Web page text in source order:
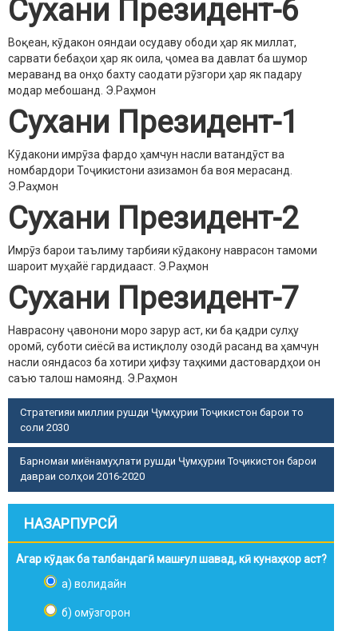
Сухани Президент-6
Воқеан, кӯдакон ояндаи осудаву ободи ҳар як миллат,
сарвати бебаҳои ҳар як оила, ҷомеа ва давлат ба шумор
мераванд ва онҳо бахту саодати рӯзгори ҳар як падару
модар мебошанд. Э.Раҳмон
Сухани Президент-1
Кӯдакони имрӯза фардо ҳамчун насли ватандӯст ва
номбардори Тоҷикистони азизамон ба воя мерасанд.
Э.Раҳмон
Сухани Президент-2
Имрӯз барои таълиму тарбияи кӯдакону наврасон тамоми
шароит муҳайё гардидааст. Э.Раҳмон
Сухани Президент-7
Наврасону ҷавонони моро зарур аст, ки ба қадри сулҳу
оромӣ, суботи сиёсӣ ва истиқлолу озодӣ расанд ва ҳамчун
насли ояндасоз ба хотири ҳифзу таҳкими дастовардҳои он
саъю талош намоянд. Э.Раҳмон
Стратегияи миллии рушди Ҷумҳурии Тоҷикистон барои то
соли 2030
Барномаи миёнамуҳлати рушди Ҷумҳурии Тоҷикистон барои
давраи солҳои 2016-2020
НАЗАРПУРСӢ
Агар кӯдак ба талбандагӣ машғул шавад, кӣ кунаҳкор аст?
а) волидайн
б) омӯзгорон